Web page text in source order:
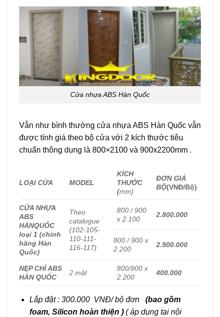
Cửa nhựa ABS Hàn Quốc
Vẫn như bình thường cửa nhựa ABS Hàn Quốc vẫn
được tính giá theo bộ cửa với 2 kích thước tiêu
chuẩn thông dụng là 800×2100 và 900x2200mm .
LOẠI CỬA MODEL
KÍCH
THƯỚC
(mm)
ĐƠN GIÁ
BỘ(VNĐ/Bộ)
CỬA NHỰA
ABS
HÀNQUỐC
loại 1 (chính
hãng Hàn
Quốc)
Theo
catalogue
(102-105-
110-111-
116-117)
800 / 900
x 2.100
2.800.000
800 / 900 x
2.200
2.900.000
NẸP CHỈ ABS
HÀN QUỐC
2 mặt
800/900 x
2.200
400.000
Lắp đặt : 300.000 VNĐ/ bộ đơn
(bao gồm
foam, Silicon hoàn thiện ) ( áp dụng tại nội